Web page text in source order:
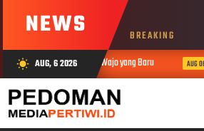
NEWS BREAKING
wb_sunny AUG, 6 2026
Silaturahmi Kapolres Wajo yang Baru AUG 06, 2026